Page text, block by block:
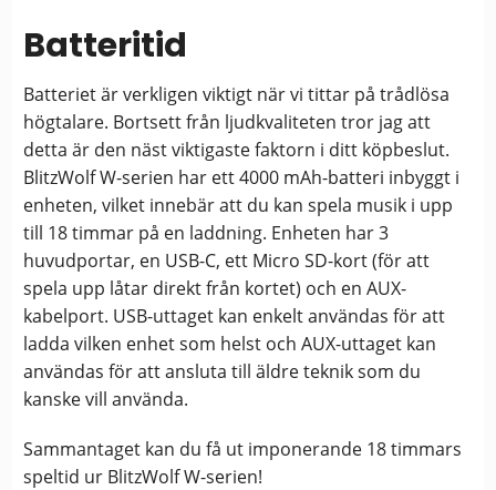
Batteritid
Batteriet är verkligen viktigt när vi tittar på trådlösa
högtalare. Bortsett från ljudkvaliteten tror jag att
detta är den näst viktigaste faktorn i ditt köpbeslut.
BlitzWolf W-serien har ett 4000 mAh-batteri inbyggt i
enheten, vilket innebär att du kan spela musik i upp
till 18 timmar på en laddning. Enheten har 3
huvudportar, en USB-C, ett Micro SD-kort (för att
spela upp låtar direkt från kortet) och en AUX-
kabelport. USB-uttaget kan enkelt användas för att
ladda vilken enhet som helst och AUX-uttaget kan
användas för att ansluta till äldre teknik som du
kanske vill använda.
Sammantaget kan du få ut imponerande 18 timmars
speltid ur BlitzWolf W-serien!